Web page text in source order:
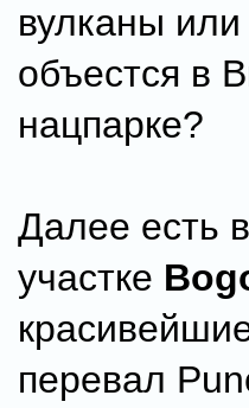
вулканы
объестся в
нацпарке?
Далее есть
участке
перевал